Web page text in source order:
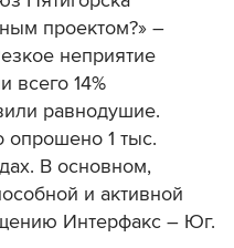
проектом?» –
неприятие
всего 14%
равнодушие.
опрошено 1 тыс.
В основном,
и активной
Интерфакс – Юг.